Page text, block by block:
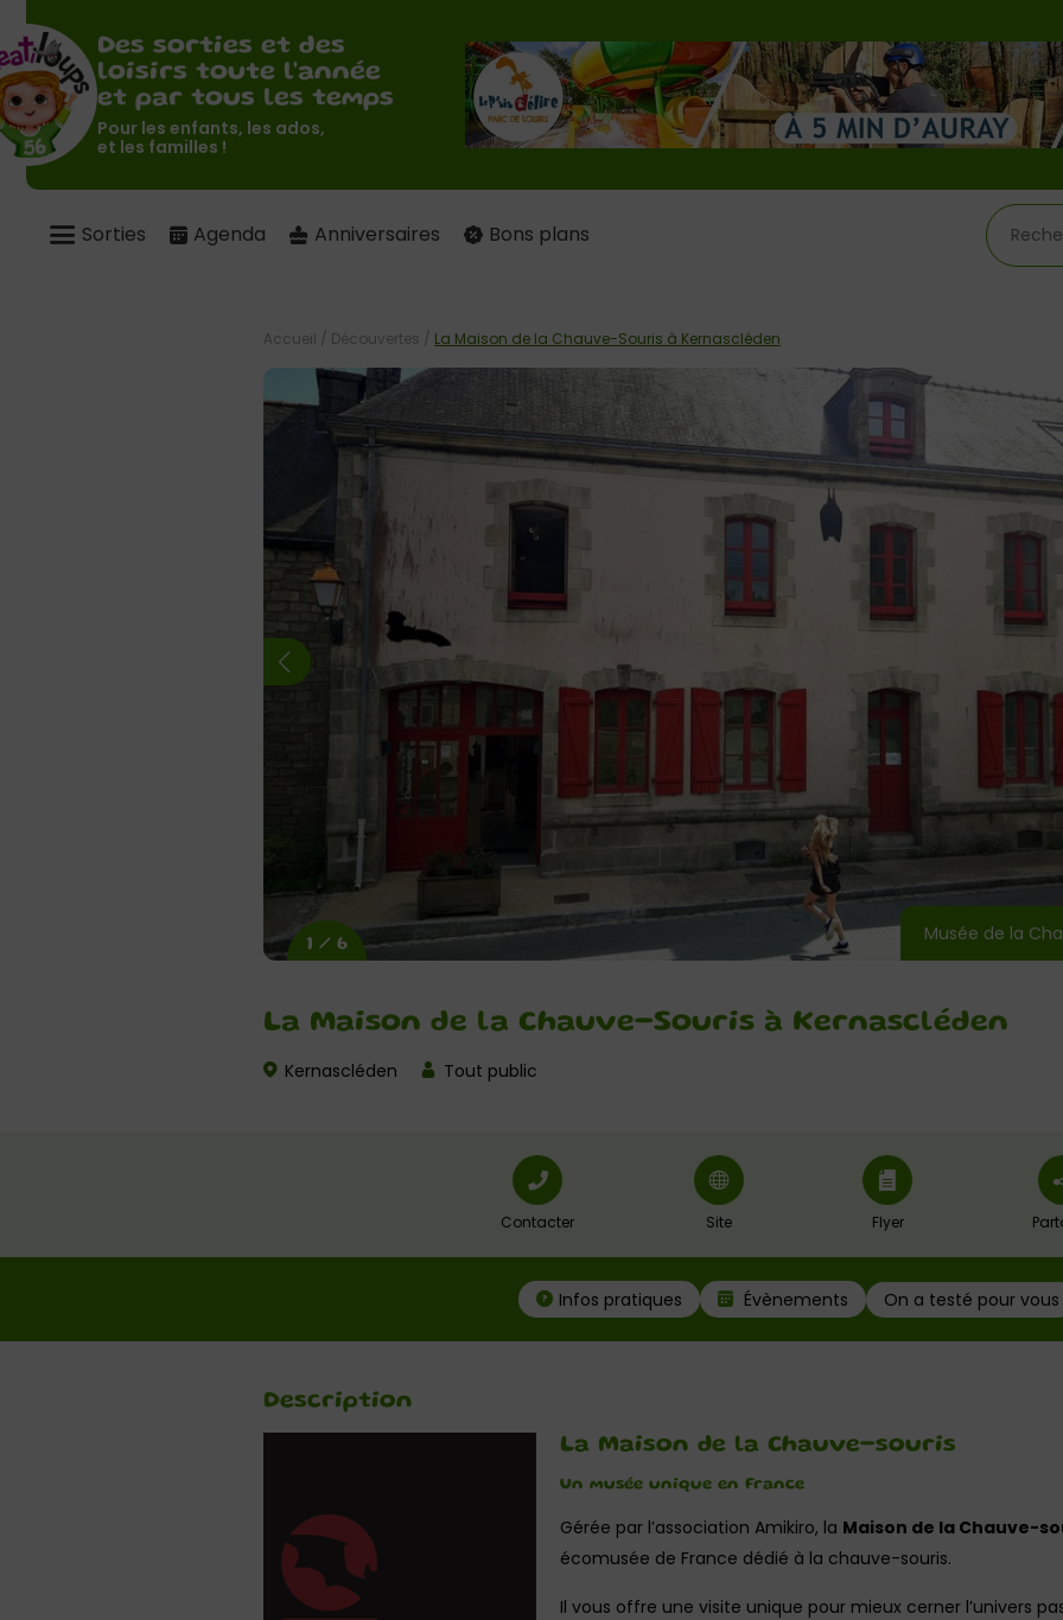
Des sorties et des
loisirs toute l'année
et par tous les temps
Pour les enfants, les ados,
et les familles !
Sorties Agenda Anniversaires Bons plans
La Maison de la Chauve-Souris à Kernascléden
Kernascléden Tout public
Musée de la
1 / 6
Accueil / Découvertes / La Maison de la Chauve-Souris à Kernascléden
Contacter Site Flyer
Infos pratiques Évènements On a testé pour vous
Description
La Maison de la Chauve-souris
Un musée unique en France
Gérée par l’association Amikiro, la Maison de la Chauve-
écomusée de France dédié à la chauve-souris.
Il vous offre une visite unique pour mieux cerner l’univers